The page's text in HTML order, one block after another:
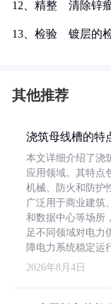
12、精整 清除锌
13、检验 镀层的
其他推荐
浇筑母线槽的特
本文详细介绍了浇
应用领域。其特点
机械、防火和防护
广泛用于商业建筑
和数据中心等场所
足不同领域对电力
障电力系统稳定运
2026年8月4日